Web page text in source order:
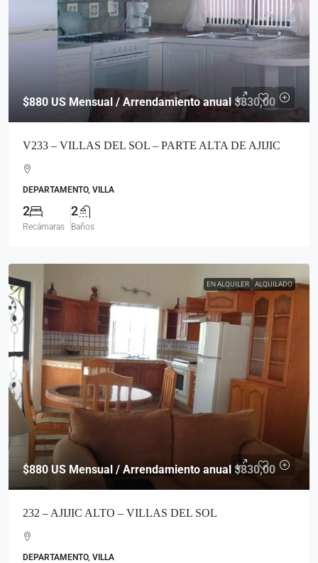
$880 US Mensual / Arrendamiento anual $830,00
V233 – VILLAS DEL SOL – PARTE ALTA DE AJIJIC
DEPARTAMENTO, VILLA
2
Recámaras
2
Baños
EN ALQUILER ALQUILADO
$880 US Mensual / Arrendamiento anual $830,00
232 – AJIJIC ALTO – VILLAS DEL SOL
DEPARTAMENTO, VILLA